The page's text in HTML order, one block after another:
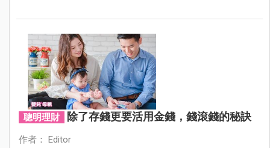
聰明理財 除了存錢更要活用金錢，錢滾錢的秘訣
作者： Editor